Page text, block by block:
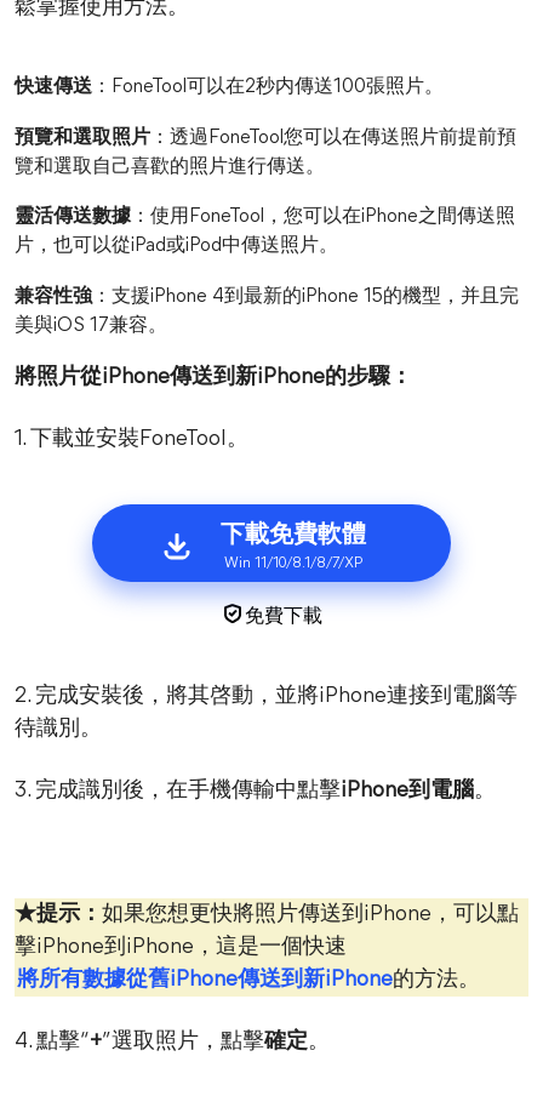
鬆掌握使用方法。
快速傳送 ：FoneTool可以在2秒内傳送100張照片。
預覽和選取照片 ：透過FoneTool您可以在傳送照片前提前預
覽和選取自己喜歡的照片進行傳送。
靈活傳送數據：使用FoneTool，您可以在iPhone之間傳送照
片，也可以從iPad或iPod中傳送照片。
兼容性強 ：支援iPhone 4到最新的iPhone 15的機型，并且完
美與iOS 17兼容。
將照片從iPhone傳送到新iPhone的步驟：
1. 下載並安裝FoneTool。
下載免費軟體
Win 11/10/8.1/8/7/XP
免費下載
2. 完成安裝後，將其啓動，並將iPhone連接到電腦等
待識別。
3. 完成識別後，在手機傳輸中點擊iPhone到電腦。
★提示： 如果您想更快將照片傳送到iPhone，可以點
擊iPhone到iPhone，這是一個快速
將所有數據從舊iPhone傳送到新iPhone的方法。
4. 點擊“+”選取照片，點擊確定。